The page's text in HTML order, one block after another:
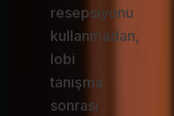
resepsiyonu
kullanmadan,
lobi
tanışma
sonrası